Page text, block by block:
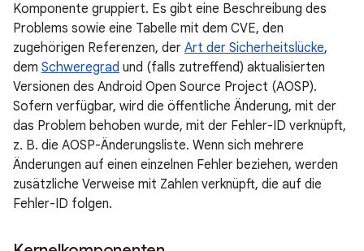
Komponente gruppiert. Es gibt eine Beschreibung des
Problems sowie eine Tabelle mit dem CVE, den
zugehörigen Referenzen, der Art der Sicherheitslücke,
dem Schweregrad und (falls zutreffend) aktualisierten
Versionen des Android Open Source Project (AOSP).
Sofern verfügbar, wird die öffentliche Änderung, mit der
das Problem behoben wurde, mit der Fehler-ID verknüpft,
z. B. die AOSP-Änderungsliste. Wenn sich mehrere
Änderungen auf einen einzelnen Fehler beziehen, werden
zusätzliche Verweise mit Zahlen verknüpft, die auf die
Fehler-ID folgen.